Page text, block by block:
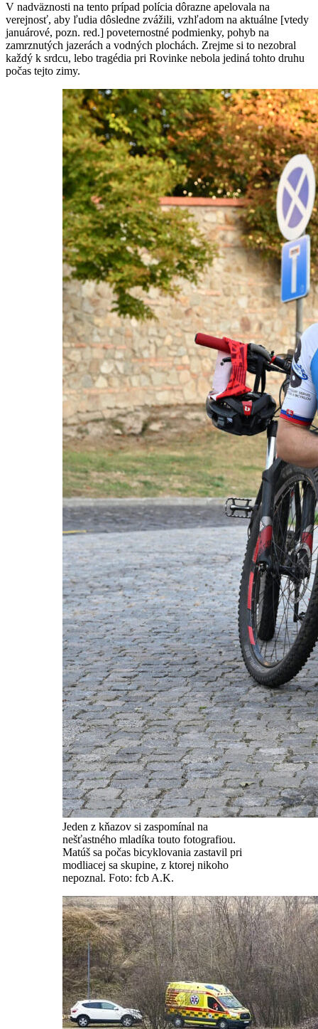
V nadväznosti na tento prípad polícia dôrazne apelovala na
verejnosť, aby ľudia dôsledne zvážili, vzhľadom na aktuálne [vtedy
januárové, pozn. red.] poveternostné podmienky, pohyb na
zamrznutých jazerách a vodných plochách. Zrejme si to nezobral
každý k srdcu, lebo tragédia pri Rovinke nebola jediná tohto druhu
počas tejto zimy.
Jeden z kňazov si zaspomínal na
nešťastného mladíka touto fotografiou.
Matúš sa počas bicyklovania zastavil pri
modliacej sa skupine, z ktorej nikoho
nepoznal. Foto: fcb A.K.